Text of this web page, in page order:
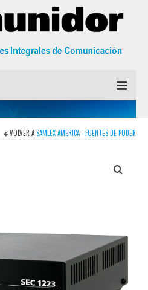
VOLVER ASAMLEX AMERICA - FUENTES DE PODER